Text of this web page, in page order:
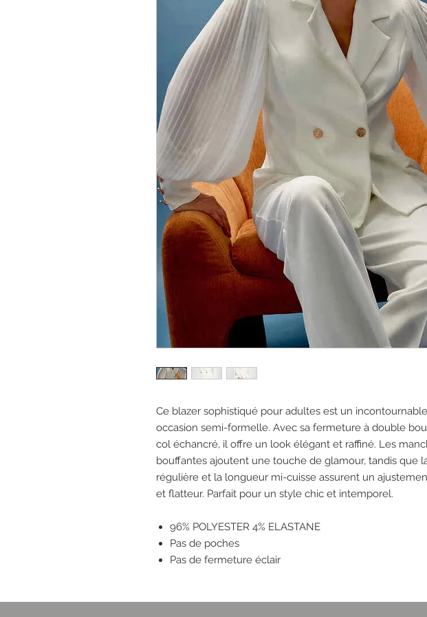
Ce blazer sophistiqué pour adultes est un
occasion semi-formelle. Avec sa fermeture à double
col échancré, il offre un look élégant et raffiné. Les
bouffantes ajoutent une touche de glamour, tandis que
régulière et la longueur mi-cuisse assurent un
et flatteur. Parfait pour un style chic et intemporel.
96% POLYESTER 4% ELASTANE
Pas de poches
Pas de fermeture éclair